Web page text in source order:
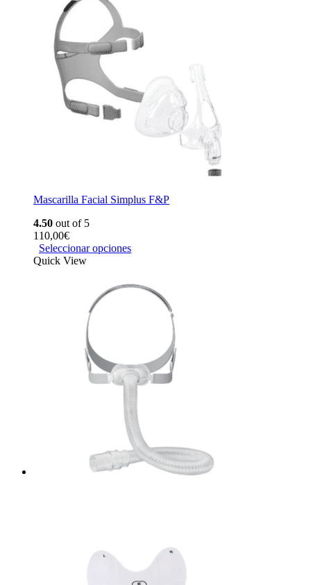
Mascarilla Facial Simplus F&P
4.50 out of 5
110,00€
Seleccionar opciones
Quick View